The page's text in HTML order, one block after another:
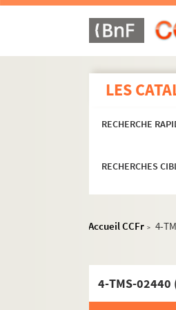
LES
RECHERCHE
RECHERCHES
Accueil CCFr > 4-
4-TMS-02440
Paul de
Maurice
Hippolyte
Lucien
Henri Sébille
Eugène
Gaston
Georges
Émile
Jacques